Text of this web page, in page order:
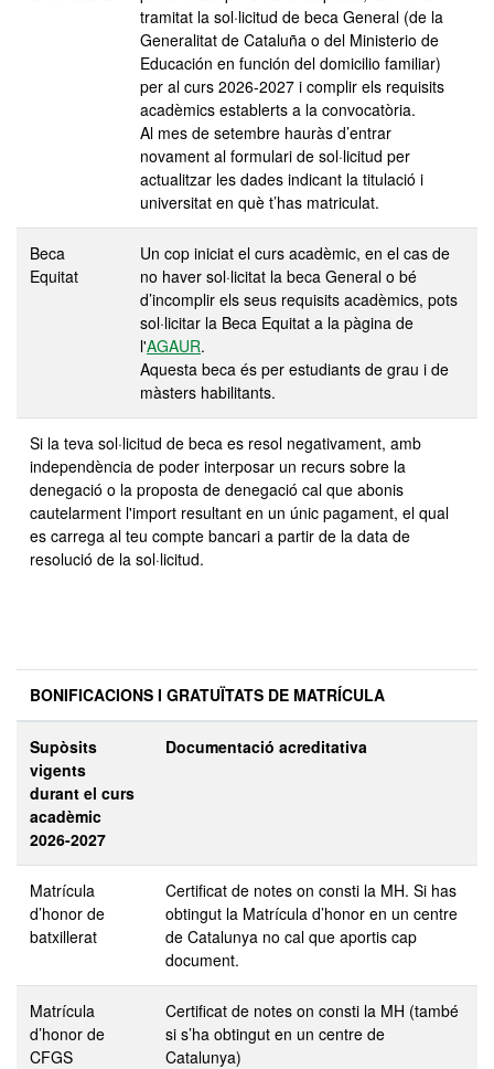
tramitat la sol·licitud de beca General (de la
Generalitat de Cataluña o del Ministerio de
Educación en función del domicilio familiar)
per al curs 2026-2027 i complir els requisits
acadèmics establerts a la convocatòria.
Al mes de setembre hauràs d’entrar
novament al formulari de sol·licitud per
actualitzar les dades indicant la titulació i
universitat en què t’has matriculat.
Beca
Equitat
Un cop iniciat el curs acadèmic, en el cas de
no haver sol·licitat la beca General o bé
d’incomplir els seus requisits acadèmics, pots
sol·licitar la Beca Equitat a la pàgina de
l'AGAUR.
Aquesta beca és per estudiants de grau i de
màsters habilitants.
Si la teva sol·licitud de beca es resol negativament, amb
independència de poder interposar un recurs sobre la
denegació o la proposta de denegació cal que abonis
cautelarment l'import resultant en un únic pagament, el qual
es carrega al teu compte bancari a partir de la data de
resolució de la sol·licitud.
BONIFICACIONS I GRATUÏTATS DE MATRÍCULA
Supòsits
vigents
durant el curs
acadèmic
2026-2027
Documentació acreditativa
Matrícula
d’honor de
batxillerat
Certificat de notes on consti la MH. Si has
obtingut la Matrícula d’honor en un centre
de Catalunya no cal que aportis cap
document.
Matrícula
d’honor de
CFGS
Certificat de notes on consti la MH (també
si s’ha obtingut en un centre de
Catalunya)